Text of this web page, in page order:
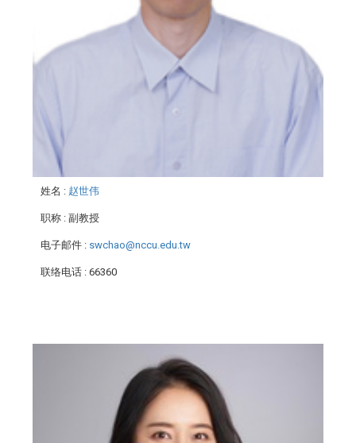
姓名 : 赵世伟
职称 : 副教授
电子邮件 : swchao@nccu.edu.tw
联络电话 : 66360